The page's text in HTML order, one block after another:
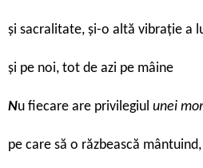
și sacralitate, și-o altă vibrație a
și pe noi, tot de azi pe mâine
Nu fiecare are privilegiul unei
pe care să o răzbească